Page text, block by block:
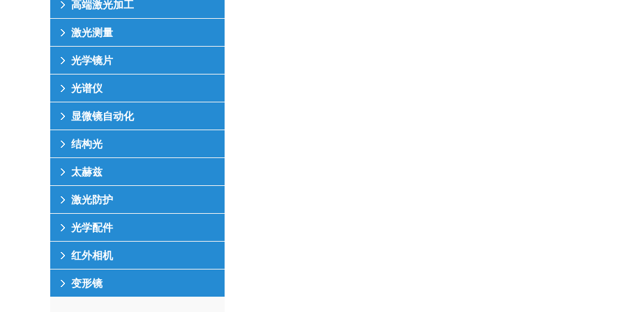
高端激光加工
激光测量
光学镜片
光谱仪
显微镜自动化
结构光
太赫兹
激光防护
光学配件
红外相机
变形镜